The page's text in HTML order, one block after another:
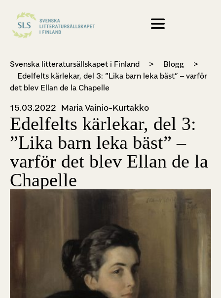
Svenska litteratursällskapet i Finland > Blogg
>
Edelfelts kärlekar, del 3: ”Lika barn leka bäst” – varför
det blev Ellan de la Chapelle
15.03.2022 Maria Vainio-Kurtakko
Edelfelts kärlekar, del 3:
”Lika barn leka bäst” –
varför det blev Ellan de la
Chapelle